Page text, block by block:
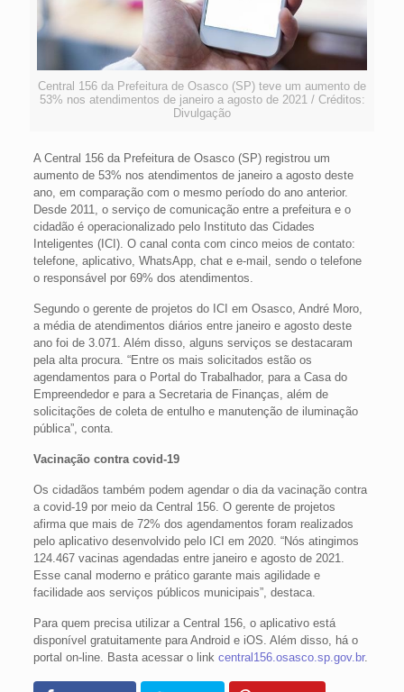
Central 156 da Prefeitura de Osasco (SP) teve um aumento de
53% nos atendimentos de janeiro a agosto de 2021 / Créditos:
Divulgação
A Central 156 da Prefeitura de Osasco (SP) registrou um
aumento de 53% nos atendimentos de janeiro a agosto deste
ano, em comparação com o mesmo período do ano anterior.
Desde 2011, o serviço de comunicação entre a prefeitura e o
cidadão é operacionalizado pelo Instituto das Cidades
Inteligentes (ICI). O canal conta com cinco meios de contato:
telefone, aplicativo, WhatsApp, chat e e-mail, sendo o telefone
o responsável por 69% dos atendimentos.
Segundo o gerente de projetos do ICI em Osasco, André Moro,
a média de atendimentos diários entre janeiro e agosto deste
ano foi de 3.071. Além disso, alguns serviços se destacaram
pela alta procura. “Entre os mais solicitados estão os
agendamentos para o Portal do Trabalhador, para a Casa do
Empreendedor e para a Secretaria de Finanças, além de
solicitações de coleta de entulho e manutenção de iluminação
pública”, conta.
Vacinação contra covid-19
Os cidadãos também podem agendar o dia da vacinação contra
a covid-19 por meio da Central 156. O gerente de projetos
afirma que mais de 72% dos agendamentos foram realizados
pelo aplicativo desenvolvido pelo ICI em 2020. “Nós atingimos
124.467 vacinas agendadas entre janeiro e agosto de 2021.
Esse canal moderno e prático garante mais agilidade e
facilidade aos serviços públicos municipais”, destaca.
Para quem precisa utilizar a Central 156, o aplicativo está
disponível gratuitamente para Android e iOS. Além disso, há o
portal on-line. Basta acessar o link central156.osasco.sp.gov.br.